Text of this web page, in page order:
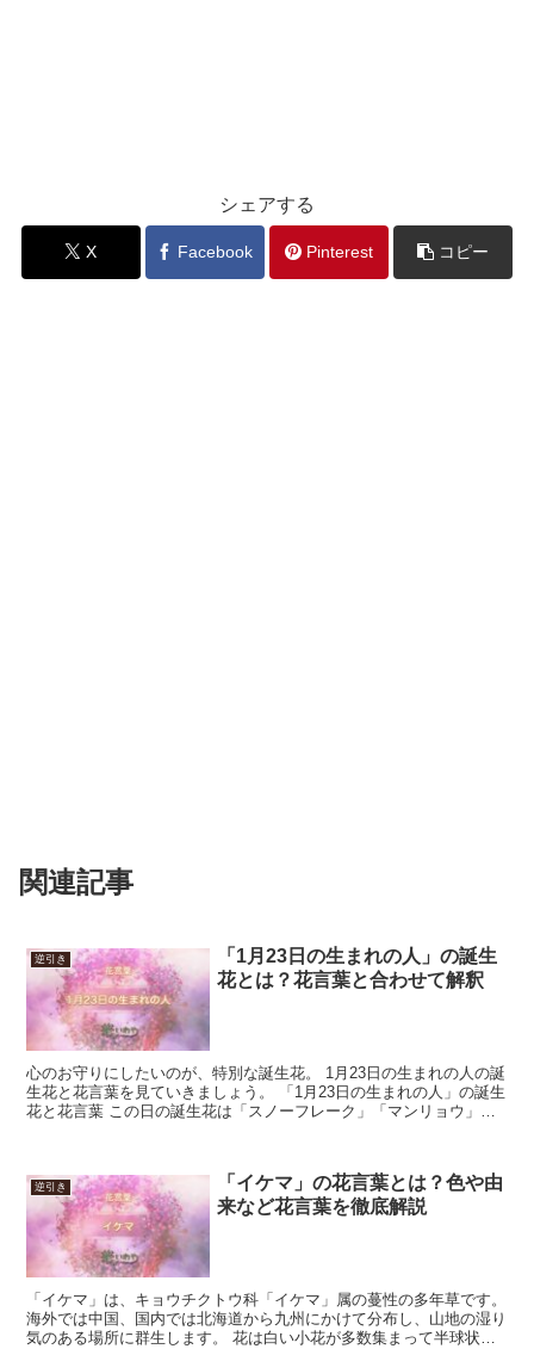
シェアする
X Facebook Pinterest コピー
関連記事
逆引き
「1月23日の生まれの人」の誕生
花とは？花言葉と合わせて解釈
心のお守りにしたいのが、特別な誕生花。 1月23日の生まれの人の誕
生花と花言葉を見ていきましょう。 「1月23日の生まれの人」の誕生
花と花言葉 この日の誕生花は「スノーフレーク」「マンリョウ」
逆引き
「イケマ」の花言葉とは？色や由
来など花言葉を徹底解説
「イケマ」は、キョウチクトウ科「イケマ」属の蔓性の多年草です。
海外では中国、国内では北海道から九州にかけて分布し、山地の湿り
気のある場所に群生します。 花は白い小花が多数集まって半球状に